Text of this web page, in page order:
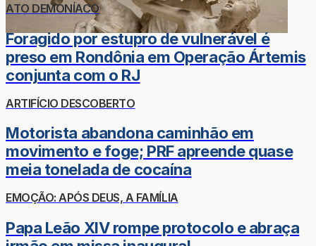
ATO DEMONÍACO
Foragido por estupro de vulnerável é
preso em Rondônia em Operação Ártemis
conjunta com o RJ
ARTIFÍCIO DESCOBERTO
Motorista abandona caminhão em
movimento e foge; PRF apreende quase
meia tonelada de cocaína
EMOÇÃO: APÓS DEUS, A FAMÍLIA
Papa Leão XIV rompe protocolo e abraça